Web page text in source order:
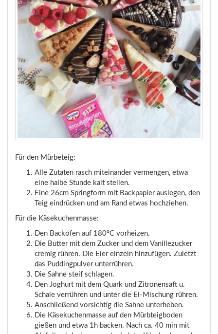
Für den Mürbeteig:
Alle Zutaten rasch miteinander vermengen, etwa
eine halbe Stunde kalt stellen.
Eine 26cm Springform mit Backpapier auslegen, den
Teig eindrücken und am Rand etwas hochziehen.
Für die Käsekuchenmasse:
Den Backofen auf 180°C vorheizen.
Die Butter mit dem Zucker und dem Vanillezucker
cremig rühren. Die Eier einzeln hinzufügen. Zuletzt
das Puddingpulver unterrühren.
Die Sahne steif schlagen.
Den Joghurt mit dem Quark und Zitronensaft u.
Schale verrühren und unter die Ei-Mischung rühren.
Anschließend vorsichtig die Sahne unterheben.
Die Käsekuchenmasse auf den Mürbteigboden
gießen und etwa 1h backen. Nach ca. 40 min mit